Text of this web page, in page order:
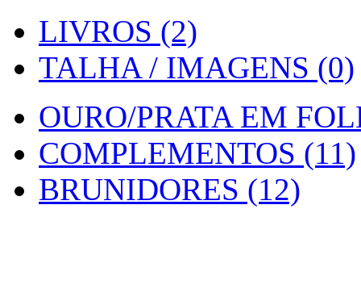
LIVROS (2)
TALHA / IMAGENS (0)
OURO/PRATA EM
COMPLEMENTOS (11)
BRUNIDORES (12)